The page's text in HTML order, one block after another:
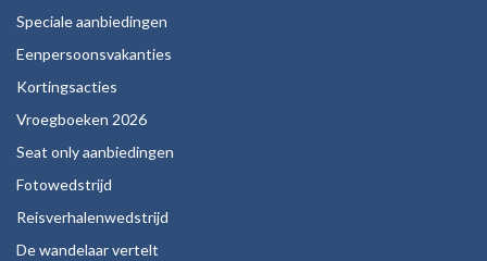
Speciale aanbiedingen
Eenpersoonsvakanties
Kortingsacties
Vroegboeken 2026
Seat only aanbiedingen
Fotowedstrijd
Reisverhalenwedstrijd
De wandelaar vertelt